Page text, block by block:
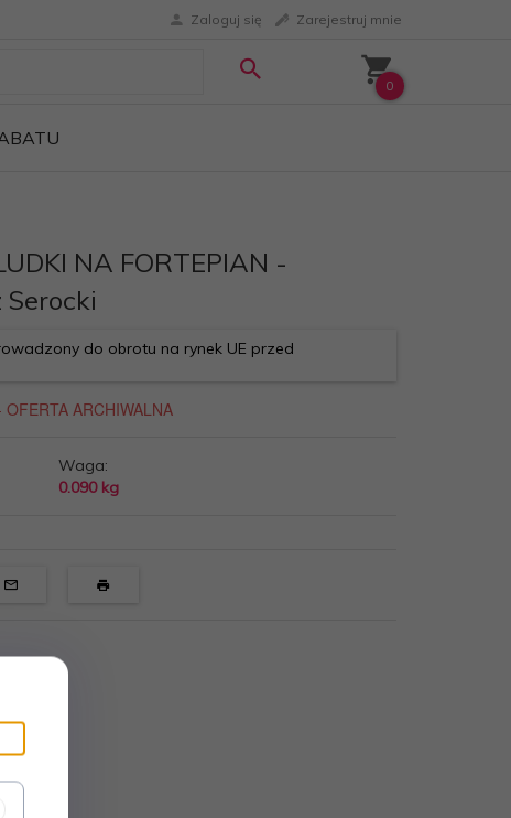
Zaloguj się Zarejestruj mnie
0
NA FORTEPIAN -
do obrotu na rynek UE przed
Waga:
0.090 kg